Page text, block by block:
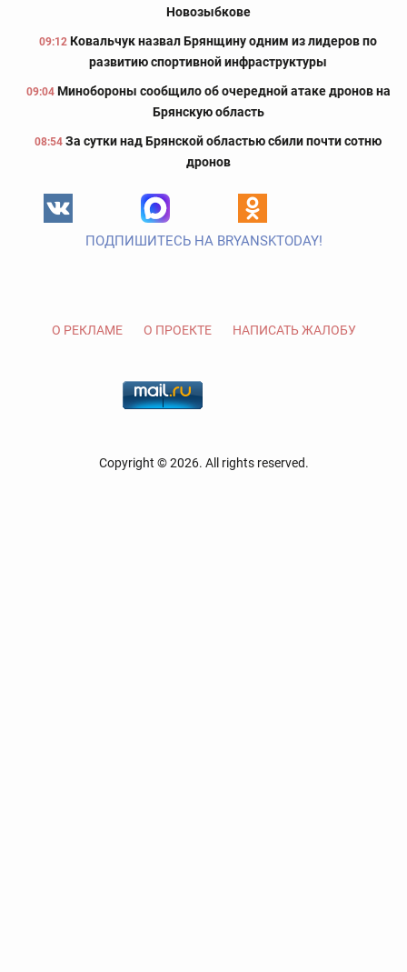
Новозыбкове
09:12 Ковальчук назвал Брянщину одним из лидеров по
развитию спортивной инфраструктуры
09:04 Минобороны сообщило об очередной атаке дронов на
Брянскую область
08:54 За сутки над Брянской областью сбили почти сотню
дронов
ПОДПИШИТЕСЬ НА BRYANSKTODAY!
О РЕКЛАМЕ О ПРОЕКТЕ НАПИСАТЬ ЖАЛОБУ
Copyright © 2026. All rights reserved.